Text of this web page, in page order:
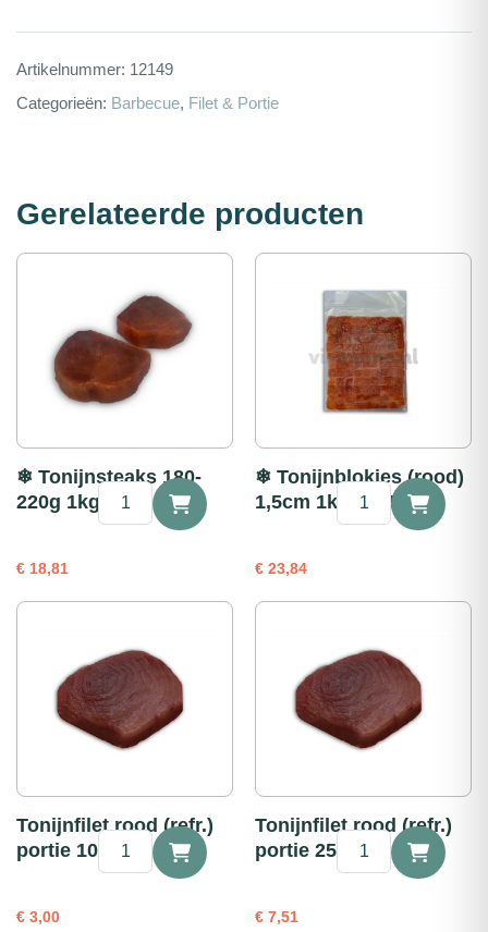
Artikelnummer: 12149
Categorieën: Barbecue, Filet & Portie
Gerelateerde producten
❄ Tonijnsteaks 180-
220g 1kg
€ 18,81
Tonijnsteaks
aantal
❄ Tonijnblokjes (rood)
1,5cm 1kg (2x 500g)
€ 23,84
Tonijnblokjes
(2x
Tonijnfilet rood (refr.)
portie 100g
€ 3,00
Tonijnfilet
rood
Tonijnfilet rood (refr.)
portie 250g
€ 7,51
Tonijnfilet
rood